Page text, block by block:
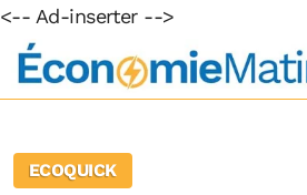
<-- Ad-inserter -->
ECOQUICK